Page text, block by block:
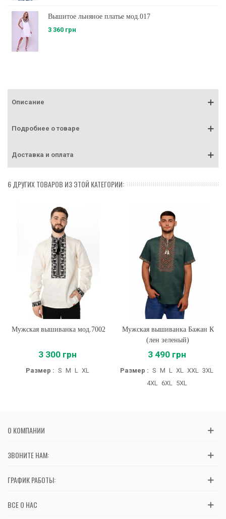
Вышитое льняное платье мод.017
3 360 грн
Описание
Подробнее о товаре
Доставка и оплата
6 ДРУГИХ ТОВАРОВ ИЗ ЭТОЙ КАТЕГОРИИ:
Мужская вышиванка мод.7002
3 300 грн
Размер : S M L XL
Мужская вышиванка Бажан К
(лен зеленый)
3 490 грн
Размер : S M L XL XXL
3XL
4XL
6XL 5XL
О КОМПАНИИ
ЗВОНИТЕ НАМ:
ГРАФИК РАБОТЫ:
ВСЕ О НАС